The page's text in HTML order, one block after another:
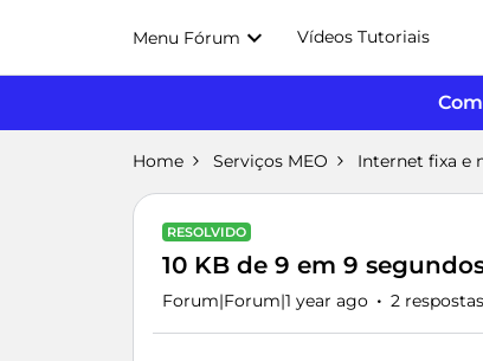
Menu Fórum Vídeos Tutoriais
Home Serviços MEO Internet fixa e
RESOLVIDO
10 KB de 9 em 9
Forum|Forum|1 year ago 2 respostas